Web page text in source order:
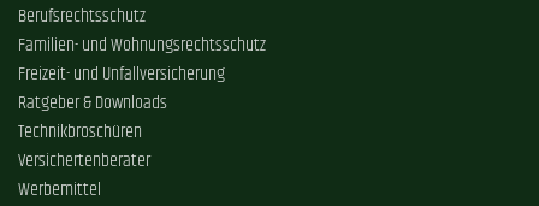
Berufsrechtsschutz
Familien- und Wohnungsrechtsschutz
Freizeit- und Unfallversicherung
Ratgeber & Downloads
Technikbroschüren
Versichertenberater
Werbemittel